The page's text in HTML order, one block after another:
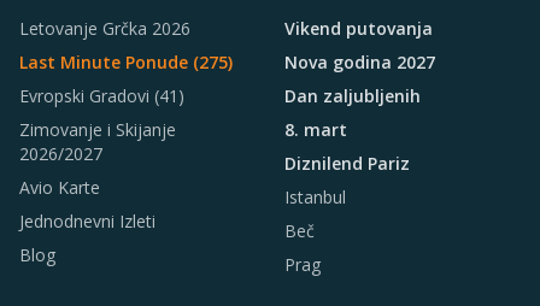
Letovanje Grčka 2026
Last Minute Ponude (275)
Evropski Gradovi (41)
Zimovanje i Skijanje
2026/2027
Avio Karte
Jednodnevni Izleti
Blog
Vikend putovanja
Nova godina 2027
Dan zaljubljenih
8. mart
Diznilend Pariz
Istanbul
Beč
Prag